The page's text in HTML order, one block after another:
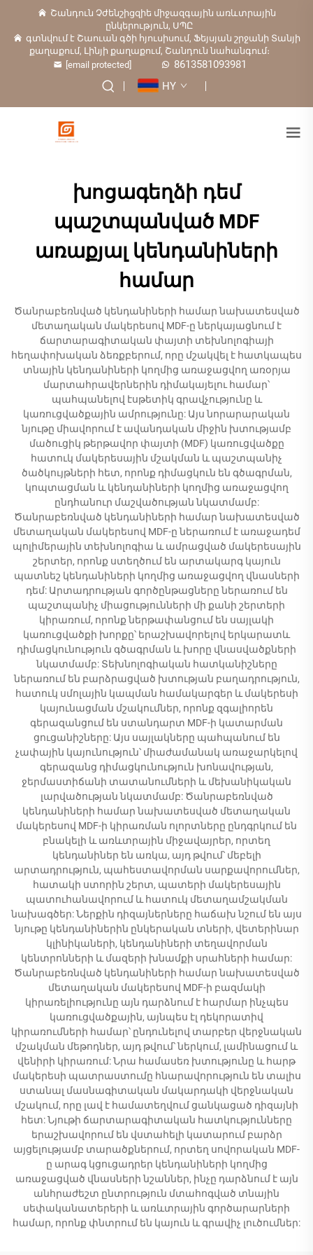
Շանդուն Չժենշիցզիե միջազգային առևտրային
ընկերություն, ՍՊԸ
գտնվում է Շաուան գծի հյուսիսում, Ֆեյսյան շրջանի Տանյի
քաղաքում, Լինյի քաղաքում, Շանդուն նահանգում։
[email protected]
8613581093981
HY
խոցագեղձի դեմ
պաշտպանված MDF
առաքյալ կենդանիների
համար
Ծանրաբեռնված կենդանիների համար նախատեսված
մետաղական մակերեսով MDF-ը ներկայացնում է
ճարտարագիտական փայտի տեխնոլոգիայի
հեղափոխական ձեռքբերում, որը մշակվել է հատկապես
տնային կենդանիների կողմից առաջացվող առօրյա
մարտահրավերներին դիմակայելու համար՝
պահպանելով էսթետիկ գրավչությունը և
կառուցվածքային ամրությունը: Այս նորարարական
նյութը միավորում է ավանդական միջին խտությամբ
մածուցիկ թերթավոր փայտի (MDF) կառուցվածքը
հատուկ մակերեսային մշակման և պաշտպանիչ
ծածկույթների հետ, որոնք դիմացկուն են գծագրման,
կոպտացման և կենդանիների կողմից առաջացվող
ընդհանուր մաշվածության նկատմամբ:
Ծանրաբեռնված կենդանիների համար նախատեսված
մետաղական մակերեսով MDF-ը ներառում է առաջադեմ
պոլիմերային տեխնոլոգիա և ամրացված մակերեսային
շերտեր, որոնք ստեղծում են արտակարգ կայուն
պատնեշ կենդանիների կողմից առաջացվող վնասների
դեմ: Արտադրության գործընթացները ներառում են
պաշտպանիչ միացությունների մի քանի շերտերի
կիրառում, որոնք ներթափանցում են սայլակի
կառուցվածքի խորքը՝ երաշխավորելով երկարատև
դիմացկունություն գծագրման և խորը վնասվածքների
նկատմամբ: Տեխնոլոգիական հատկանիշները
ներառում են բարձրացված խտության բաղադրություն,
հատուկ սմոլային կապման համակարգեր և մակերեսի
կայունացման մշակումներ, որոնք զգալիորեն
գերազանցում են ստանդարտ MDF-ի կատարման
ցուցանիշները: Այս սայլակները պահպանում են
չափային կայունություն՝ միաժամանակ առաջարկելով
գերազանց դիմացկունություն խոնավության,
ջերմաստիճանի տատանումների և մեխանիկական
լարվածության նկատմամբ: Ծանրաբեռնված
կենդանիների համար նախատեսված մետաղական
մակերեսով MDF-ի կիրառման ոլորտները ընդգրկում են
բնակելի և առևտրային միջավայրեր, որտեղ
կենդանիներ են առկա, այդ թվում՝ մեբելի
արտադրություն, պահեստավորման սարքավորումներ,
հատակի ստորին շերտ, պատերի մակերեսային
պատուհանավորում և հատուկ մետաղամշակման
նախագծեր: Ներքին դիզայներները հաճախ նշում են այս
նյութը կենդանիներին ընկերական տների, վետերինար
կլինիկաների, կենդանիների տեղավորման
կենտրոնների և մազերի խնամքի սրահների համար:
Ծանրաբեռնված կենդանիների համար նախատեսված
մետաղական մակերեսով MDF-ի բազմակի
կիրառելիությունը այն դարձնում է հարմար ինչպես
կառուցվածքային, այնպես էլ դեկորատիվ
կիրառումների համար՝ ընդունելով տարբեր վերջնական
մշակման մեթոդներ, այդ թվում՝ ներկում, լամինացում և
վենիրի կիրառում: Նրա համասեռ խտությունը և հարթ
մակերեսի պատրաստումը հնարավորություն են տալիս
ստանալ մասնագիտական մակարդակի վերջնական
մշակում, որը լավ է համատեղվում ցանկացած դիզայնի
հետ: Նյութի ճարտարագիտական հատկությունները
երաշխավորում են վստահելի կատարում բարձր
այցելությամբ տարածքներում, որտեղ սովորական MDF-
ը արագ կցուցադրեր կենդանիների կողմից
առաջացված վնասների նշաններ, ինչը դարձնում է այն
անհրաժեշտ ընտրություն մտահոգված տնային
սեփականատերերի և առևտրային գործարարների
համար, որոնք փնտրում են կայուն և գրավիչ լուծումներ: